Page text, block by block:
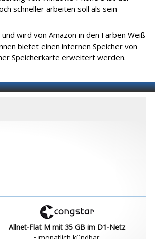
schneller arbeiten soll als sein
und wird von Amazon in den Farben Weiß
bietet einen internen Speicher von
Speicherkarte erweitert werden.
Allnet-Flat M mit 35 GB im D1-Netz